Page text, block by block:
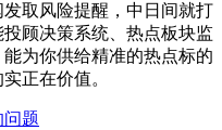
取风险提醒，中日间就打
顾决策系统、热点板块监
为你供给精准的热点标的
正在价值。
问题